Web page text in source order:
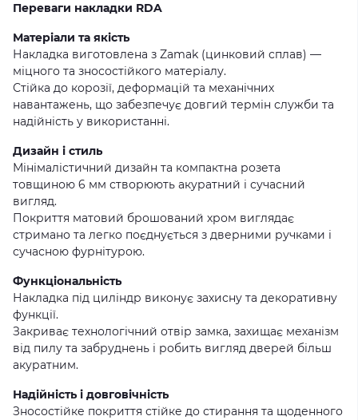
Переваги накладки RDA
Матеріали та якість
Накладка виготовлена з Zamak (цинковий сплав) —
міцного та зносостійкого матеріалу.
Стійка до корозії, деформацій та механічних
навантажень, що забезпечує довгий термін служби та
надійність у використанні.
Дизайн і стиль
Мінімалістичний дизайн та компактна розета
товщиною 6 мм створюють акуратний і сучасний
вигляд.
Покриття матовий брошований хром виглядає
стримано та легко поєднується з дверними ручками і
сучасною фурнітурою.
Функціональність
Накладка під циліндр виконує захисну та декоративну
функції.
Закриває технологічний отвір замка, захищає механізм
від пилу та забруднень і робить вигляд дверей більш
акуратним.
Надійність і довговічність
Зносостійке покриття стійке до стирання та щоденного